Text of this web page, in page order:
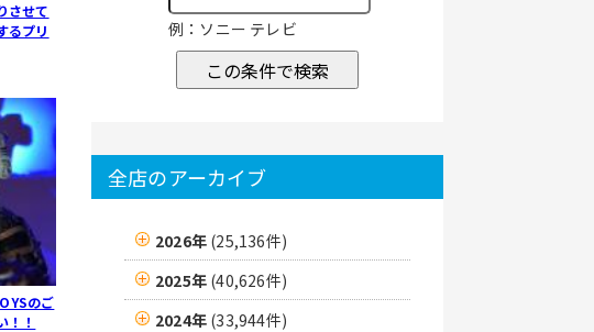
させて
るプリ
のご
！！
例：ソニー テレビ
この条件で検索
全店のアーカイブ
2026年 (25,136件)
2025年 (40,626件)
2024年 (33,944件)